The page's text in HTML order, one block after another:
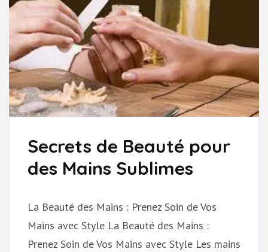
Secrets de Beauté pour
des Mains Sublimes
La Beauté des Mains : Prenez Soin de Vos
Mains avec Style La Beauté des Mains :
Prenez Soin de Vos Mains avec Style Les mains